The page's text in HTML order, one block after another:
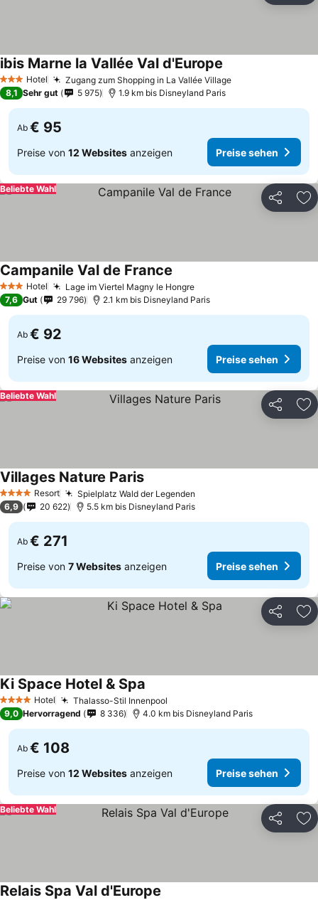
3 SterneHotel Zugang zum Shopping in La Vallée Village
ibis Marne la Vallée Val d'Europe
8,1 Sehr gut 5 975 1.9 km bis Disneyland Paris
Ab € 95
Preise von 12 Websites anzeigen Preise sehen
Teilen
Beliebte Wahl
3 SterneHotel Lage im Viertel Magny le Hongre
Campanile Val de France
7,6 Gut 29 796 2.1 km bis Disneyland Paris
Ab € 92
Preise von 16 Websites anzeigen Preise sehen
Teilen
Beliebte Wahl
4 Sterne Resort Spielplatz Wald der Legenden
Villages Nature Paris
6,9 20 622 5.5 km bis Disneyland Paris
Ab € 271
Preise von 7 Websites anzeigen Preise sehen
Teilen
4 Sterne Hotel Thalasso-Stil Innenpool
Ki Space Hotel & Spa
9,0 Hervorragend 8 336 4.0 km bis Disneyland Paris
Ab € 108
Preise von 12 Websites anzeigen Preise sehen
Teilen
Beliebte Wahl
Relais Spa Val d'Europe